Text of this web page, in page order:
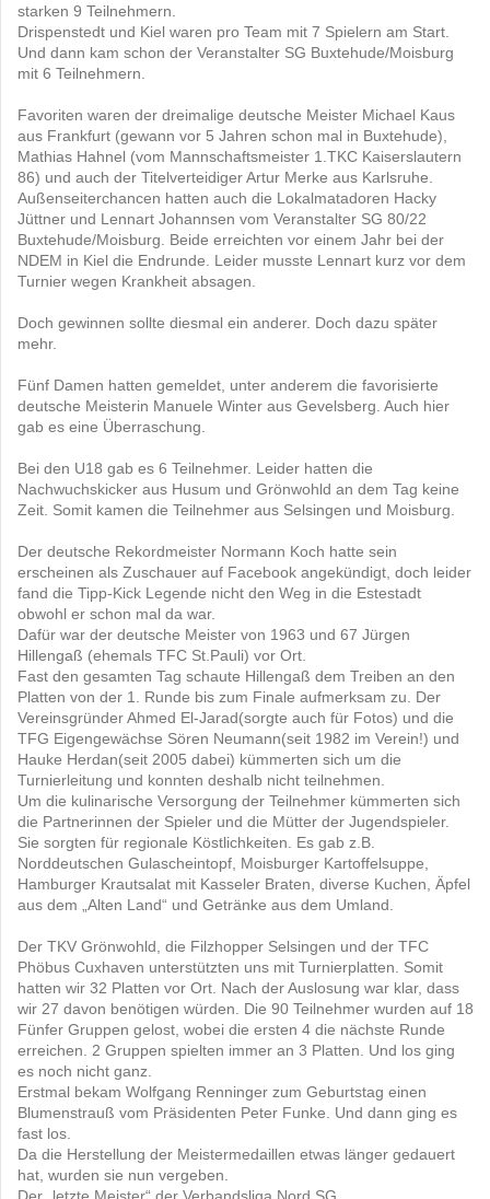
starken 9 Teilnehmern.
Drispenstedt und Kiel waren pro Team mit 7 Spielern am Start.
Und dann kam schon der Veranstalter SG Buxtehude/Moisburg
mit 6 Teilnehmern.
Favoriten waren der dreimalige deutsche Meister Michael Kaus
aus Frankfurt (gewann vor 5 Jahren schon mal in Buxtehude),
Mathias Hahnel (vom Mannschaftsmeister 1.TKC Kaiserslautern
86) und auch der Titelverteidiger Artur Merke aus Karlsruhe.
Außenseiterchancen hatten auch die Lokalmatadoren Hacky
Jüttner und Lennart Johannsen vom Veranstalter SG 80/22
Buxtehude/Moisburg. Beide erreichten vor einem Jahr bei der
NDEM in Kiel die Endrunde. Leider musste Lennart kurz vor dem
Turnier wegen Krankheit absagen.
Doch gewinnen sollte diesmal ein anderer. Doch dazu später
mehr.
Fünf Damen hatten gemeldet, unter anderem die favorisierte
deutsche Meisterin Manuele Winter aus Gevelsberg. Auch hier
gab es eine Überraschung.
Bei den U18 gab es 6 Teilnehmer. Leider hatten die
Nachwuchskicker aus Husum und Grönwohld an dem Tag keine
Zeit. Somit kamen die Teilnehmer aus Selsingen und Moisburg.
Der deutsche Rekordmeister Normann Koch hatte sein
erscheinen als Zuschauer auf Facebook angekündigt, doch leider
fand die Tipp-Kick Legende nicht den Weg in die Estestadt
obwohl er schon mal da war.
Dafür war der deutsche Meister von 1963 und 67 Jürgen
Hillengaß (ehemals TFC St.Pauli) vor Ort.
Fast den gesamten Tag schaute Hillengaß dem Treiben an den
Platten von der 1. Runde bis zum Finale aufmerksam zu. Der
Vereinsgründer Ahmed El-Jarad(sorgte auch für Fotos) und die
TFG Eigengewächse Sören Neumann(seit 1982 im Verein!) und
Hauke Herdan(seit 2005 dabei) kümmerten sich um die
Turnierleitung und konnten deshalb nicht teilnehmen.
Um die kulinarische Versorgung der Teilnehmer kümmerten sich
die Partnerinnen der Spieler und die Mütter der Jugendspieler.
Sie sorgten für regionale Köstlichkeiten. Es gab z.B.
Norddeutschen Gulascheintopf, Moisburger Kartoffelsuppe,
Hamburger Krautsalat mit Kasseler Braten, diverse Kuchen, Äpfel
aus dem „Alten Land“ und Getränke aus dem Umland.
Der TKV Grönwohld, die Filzhopper Selsingen und der TFC
Phöbus Cuxhaven unterstützten uns mit Turnierplatten. Somit
hatten wir 32 Platten vor Ort. Nach der Auslosung war klar, dass
wir 27 davon benötigen würden. Die 90 Teilnehmer wurden auf 18
Fünfer Gruppen gelost, wobei die ersten 4 die nächste Runde
erreichen. 2 Gruppen spielten immer an 3 Platten. Und los ging
es noch nicht ganz.
Erstmal bekam Wolfgang Renninger zum Geburtstag einen
Blumenstrauß vom Präsidenten Peter Funke. Und dann ging es
fast los.
Da die Herstellung der Meistermedaillen etwas länger gedauert
hat, wurden sie nun vergeben.